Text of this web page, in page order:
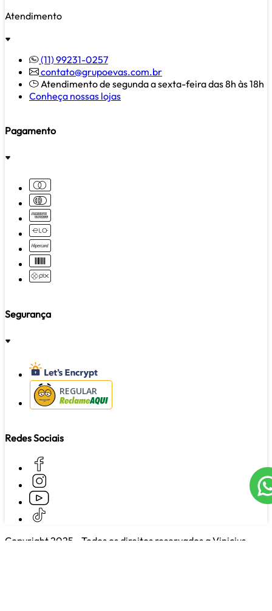
Atendimento
(11) 99231-0257
contato@grupoevas.com.br
Atendimento de segunda a sexta-feira das 8h às 18h
Conheça nossas lojas
Pagamento
Segurança
REGULAR
Redes Sociais
Copyright 2025 - Todos os direitos reservados a Vinicius